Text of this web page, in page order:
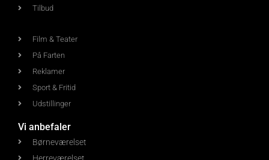
Tilbud
Film & Teater
På Farten
Reklamer
Sport & Fritid
Udstillinger
Vi anbefaler
Børneværelset